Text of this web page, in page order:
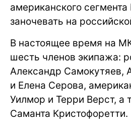
американского
заночевать на
В настоящее время на
шесть членов экипажа:
Александр Самокутяев,
и Елена Серова,
Уилмор и Терри Верст, а
Саманта Кристофоретти.